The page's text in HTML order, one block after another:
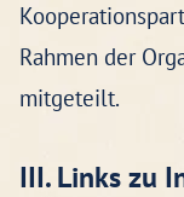
Rahmen der
mitgeteilt.
III. Links zu